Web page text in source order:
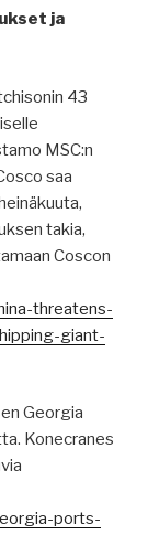
ja
43
MSC:n
saa
takia,
Coscon
threatens-
giant-
Georgia
Konecranes
ports-